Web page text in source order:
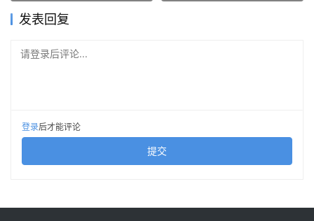
“无论如何钱都必须从某处来，”Angel 表示。
即便特朗普打算只储备透过执法活动获得的比特币，他的政
美国智库加图研究所（Cato Institute）的 George Selgin
现，根本无法得到任何利益，因为这些原先可变现获得的钱
发表回复
请登录后评论...
登录后才能评论
提交